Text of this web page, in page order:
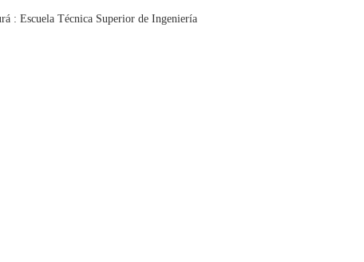
: Escuela Técnica Superior de Ingeniería